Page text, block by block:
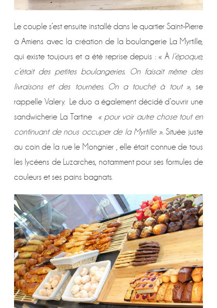
Le couple s’est ensuite installé dans le quartier Saint-Pierre
à Amiens avec la création de la boulangerie La Myrtille,
qui existe toujours et a été reprise depuis : « À l’époque,
c’était des petites boulangeries. On faisait même des
livraisons et des tournées. On a touché à tout », se
rappelle Valery. Le duo a également décidé d’ouvrir une
sandwicherie La Tartine
« pour voir autre chose tout en
continuant de nous occuper de la Myrtille ». Située juste
au coin de la rue le Mongnier , elle était connue de tous
les lycéens de Luzarches, notamment pour ses formules de
couleurs et ses pains bagnats.